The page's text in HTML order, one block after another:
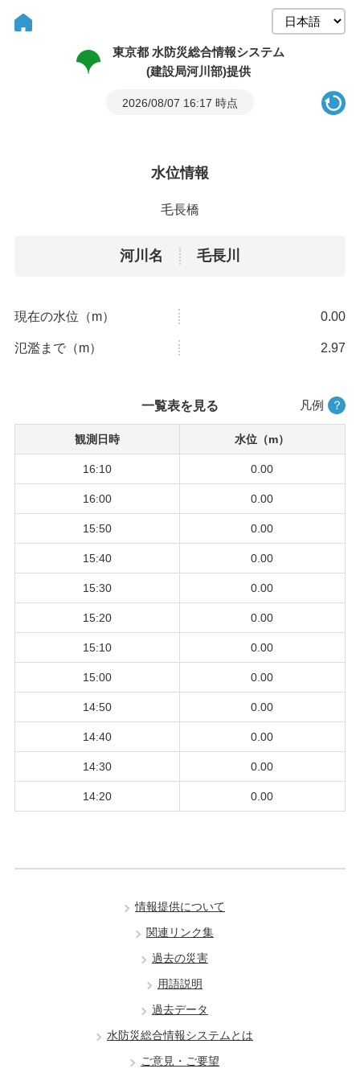
東京都 水防災総合情報システム
(建設局河川部)提供
2026/08/07 16:17 時点
水位情報
毛長橋
河川名 毛長川
現在の水位（m） 0.00
氾濫まで（m） 2.97
凡例 ？
一覧表を見る
観測日時 水位（m）
16:10 0.00
16:00 0.00
15:50 0.00
15:40 0.00
15:30 0.00
15:20 0.00
15:10 0.00
15:00 0.00
14:50 0.00
14:40 0.00
14:30 0.00
14:20 0.00
情報提供について
関連リンク集
過去の災害
用語説明
過去データ
水防災総合情報システムとは
ご意見・ご要望